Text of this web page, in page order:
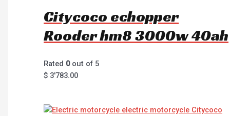
Citycoco echopper
Rooder hm8 3000w 40ah
Rated 0out of 5
$ 3'783.00